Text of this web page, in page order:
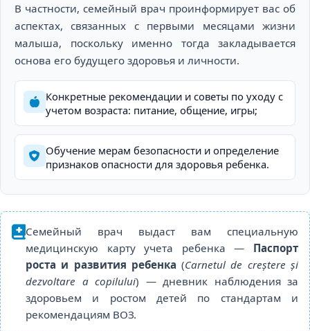
В частности, семейный врач проинформирует вас об
аспектах, связанных с первыми месяцами жизни
малыша, поскольку именно тогда закладывается
основа его будущего здоровья и личности.
Конкретные рекомендации и советы по уходу с
учетом возраста: питание, общение, игры;
Обучение мерам безопасности и определение
признаков опасности для здоровья ребенка.
Семейный врач выдаст вам специальную
медицинскую карту учета ребенка — Паспорт
роста и развития ребенка (Carnetul de creștere și
dezvoltare a copilului) — дневник наблюдения за
здоровьем и ростом детей по стандартам и
рекомендациям ВОЗ.